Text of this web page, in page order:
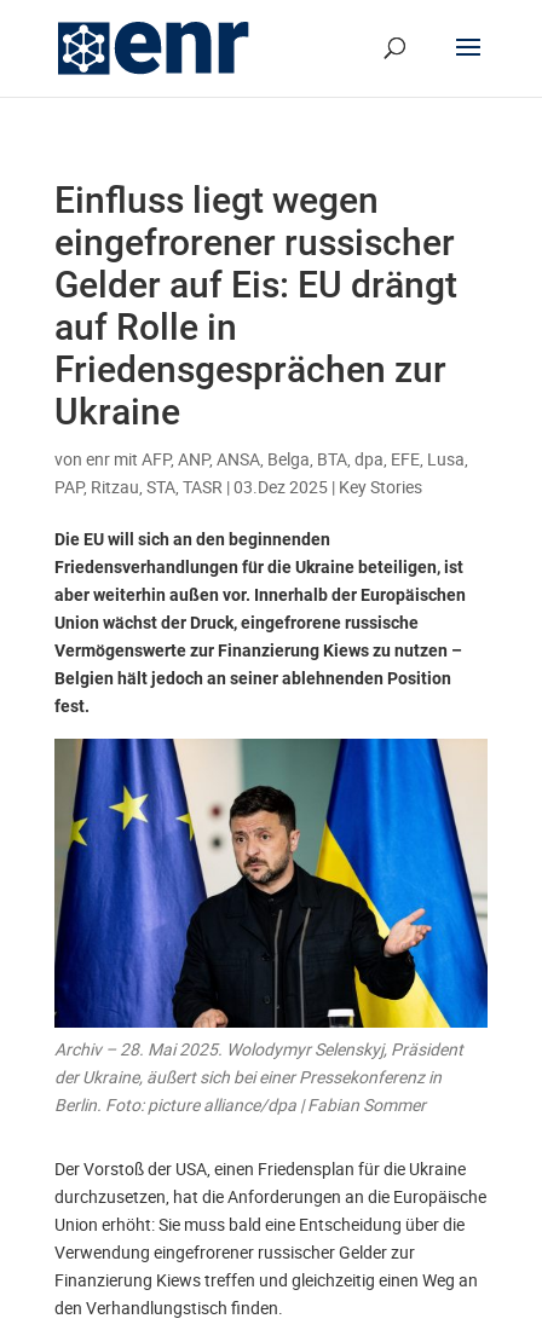
Einfluss liegt wegen
eingefrorener russischer
Gelder auf Eis: EU drängt
auf Rolle in
Friedensgesprächen zur
Ukraine
von enr mit AFP, ANP, ANSA, Belga, BTA, dpa, EFE, Lusa,
PAP, Ritzau, STA, TASR|03.Dez 2025| Key Stories
Die EU will sich an den beginnenden
Friedensverhandlungen für die Ukraine beteiligen, ist
aber weiterhin außen vor. Innerhalb der Europäischen
Union wächst der Druck, eingefrorene russische
Vermögenswerte zur Finanzierung Kiews zu nutzen –
Belgien hält jedoch an seiner ablehnenden Position
fest.
Archiv – 28. Mai 2025. Wolodymyr Selenskyj, Präsident
der Ukraine, äußert sich bei einer Pressekonferenz in
Berlin. Foto: picture alliance/dpa | Fabian Sommer
Der Vorstoß der USA, einen Friedensplan für die Ukraine
durchzusetzen, hat die Anforderungen an die Europäische
Union erhöht: Sie muss bald eine Entscheidung über die
Verwendung eingefrorener russischer Gelder zur
Finanzierung Kiews treffen und gleichzeitig einen Weg an
den Verhandlungstisch finden.